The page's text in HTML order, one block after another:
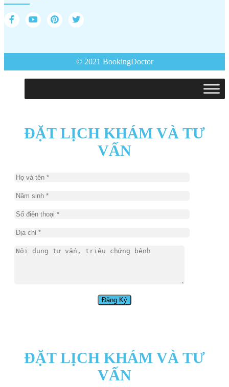
© 2021 BookingDoctor
ĐẶT LỊCH KHÁM VÀ TƯ
VẤN
ĐẶT LỊCH KHÁM VÀ TƯ
VẤN